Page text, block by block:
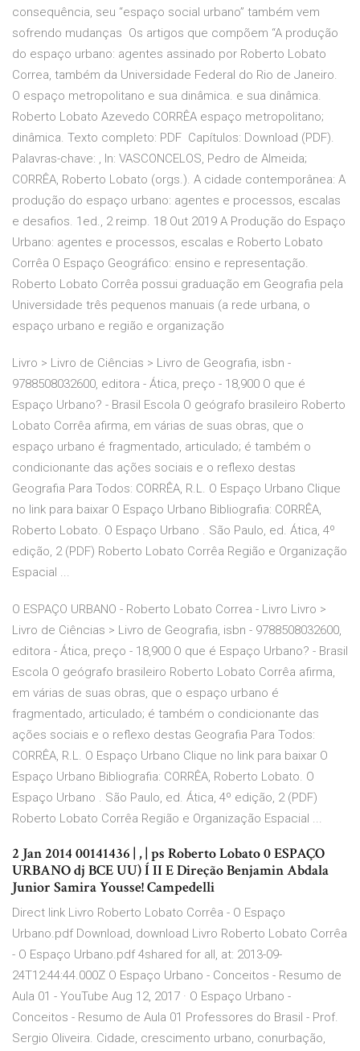
consequência, seu “espaço social urbano” também vem
sofrendo mudanças Os artigos que compõem “A produção
do espaço urbano: agentes assinado por Roberto Lobato
Correa, também da Universidade Federal do Rio de Janeiro.
O espaço metropolitano e sua dinâmica. e sua dinâmica.
Roberto Lobato Azevedo CORRÊA espaço metropolitano;
dinâmica. Texto completo: PDF Capítulos: Download (PDF).
Palavras-chave: , In: VASCONCELOS, Pedro de Almeida;
CORRÊA, Roberto Lobato (orgs.). A cidade contemporânea: A
produção do espaço urbano: agentes e processos, escalas
e desafios. 1ed., 2 reimp. 18 Out 2019 A Produção do Espaço
Urbano: agentes e processos, escalas e Roberto Lobato
Corrêa O Espaço Geográfico: ensino e representação.
Roberto Lobato Corrêa possui graduação em Geografia pela
Universidade três pequenos manuais (a rede urbana, o
espaço urbano e região e organização
Livro > Livro de Ciências > Livro de Geografia, isbn -
9788508032600, editora - Ática, preço - 18,900 O que é
Espaço Urbano? - Brasil Escola O geógrafo brasileiro Roberto
Lobato Corrêa afirma, em várias de suas obras, que o
espaço urbano é fragmentado, articulado; é também o
condicionante das ações sociais e o reflexo destas
Geografia Para Todos: CORRÊA, R.L. O Espaço Urbano Clique
no link para baixar O Espaço Urbano Bibliografia: CORRÊA,
Roberto Lobato. O Espaço Urbano . São Paulo, ed. Ática, 4º
edição, 2 (PDF) Roberto Lobato Corrêa Região e Organização
Espacial ...
O ESPAÇO URBANO - Roberto Lobato Correa - Livro Livro >
Livro de Ciências > Livro de Geografia, isbn - 9788508032600,
editora - Ática, preço - 18,900 O que é Espaço Urbano? - Brasil
Escola O geógrafo brasileiro Roberto Lobato Corrêa afirma,
em várias de suas obras, que o espaço urbano é
fragmentado, articulado; é também o condicionante das
ações sociais e o reflexo destas Geografia Para Todos:
CORRÊA, R.L. O Espaço Urbano Clique no link para baixar O
Espaço Urbano Bibliografia: CORRÊA, Roberto Lobato. O
Espaço Urbano . São Paulo, ed. Ática, 4º edição, 2 (PDF)
Roberto Lobato Corrêa Região e Organização Espacial ...
2 Jan 2014 00141436 | , | ps Roberto Lobato 0 ESPAÇO
URBANO dj BCE UU) Í II E Direção Benjamin Abdala
Junior Samira Yousse! Campedelli
Direct link Livro Roberto Lobato Corrêa - O Espaço
Urbano.pdf Download, download Livro Roberto Lobato Corrêa
- O Espaço Urbano.pdf 4shared for all, at: 2013-09-
24T12:44:44.000Z O Espaço Urbano - Conceitos - Resumo de
Aula 01 - YouTube Aug 12, 2017 · O Espaço Urbano -
Conceitos - Resumo de Aula 01 Professores do Brasil - Prof.
Sergio Oliveira. Cidade, crescimento urbano, conurbação,